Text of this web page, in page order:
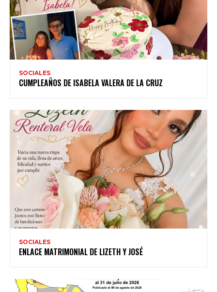
SOCIALES
CUMPLEAÑOS DE ISABELA VALERA DE LA CRUZ
SOCIALES
ENLACE MATRIMONIAL DE LIZETH Y JOSÉ